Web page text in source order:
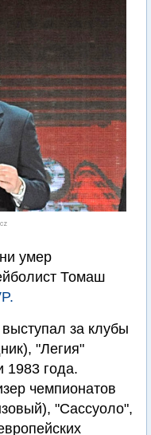
умер
Томаш
за клубы
"Легия"
года.
чемпионатов
"Сассуоло",